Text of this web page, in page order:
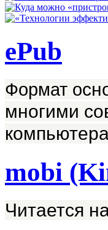
ePub
Формат о
многими
mobi
Читается